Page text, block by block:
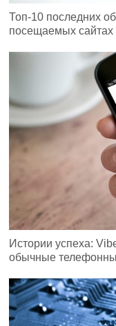
Топ-10 последних
посещаемых сайтах
Истории успеха:
обычные